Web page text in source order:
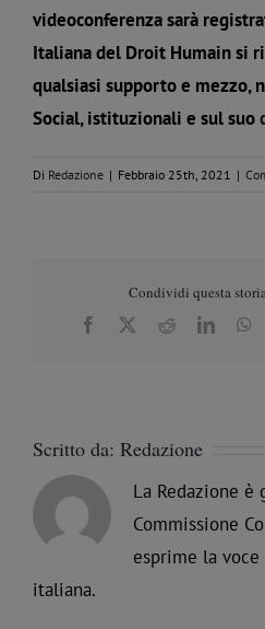
videoconferenza sarà
Italiana del Droit Humain si
qualsiasi supporto e mezzo,
Social, istituzionali e sul suo
Di Redazione | Febbraio 25th, 2021 |
Condividi questa
Facebook Reddit
Scritto da: Redazione
La Redazione è
Commissione
esprime la
italiana.